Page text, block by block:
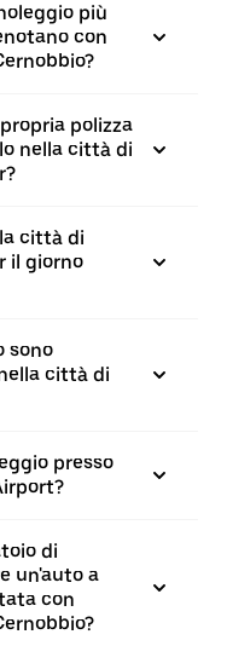
più
con
polizza
nella città di
città di
il giorno
sono
città di
presso
di
un'auto a
con